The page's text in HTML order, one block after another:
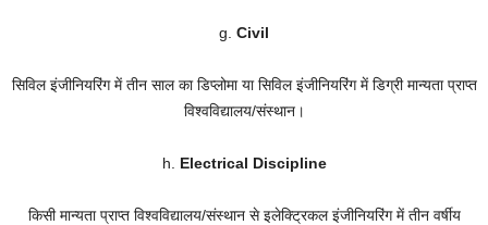
g. Civil
सिविल इंजीनियरिंग में तीन साल का डिप्लोमा या सिविल इंजीनियरिंग में डिग्री मान्यता प्राप्त
विश्वविद्यालय/संस्थान।
h. Electrical Discipline
किसी मान्यता प्राप्त विश्वविद्यालय/संस्थान से इलेक्ट्रिकल इंजीनियरिंग में तीन वर्षीय